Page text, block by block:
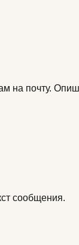
на почту.
сообщения.